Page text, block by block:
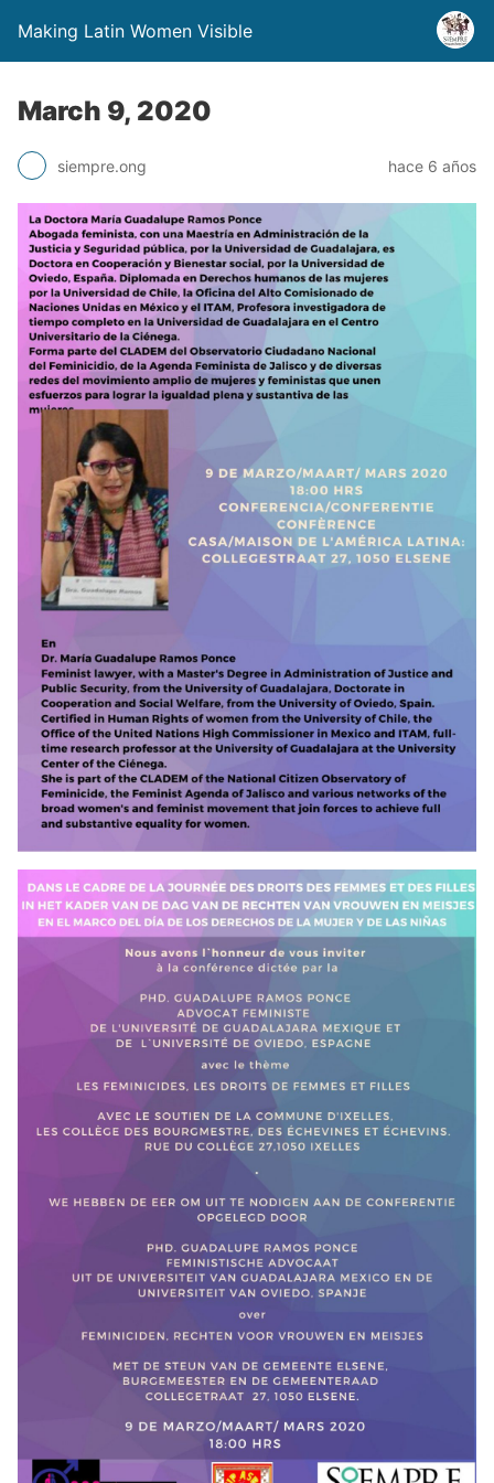
Making Latin Women Visible
March 9, 2020
siempre.ong hace 6 años